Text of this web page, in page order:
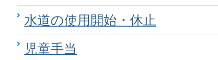
水道の使用開始・休止
児童手当